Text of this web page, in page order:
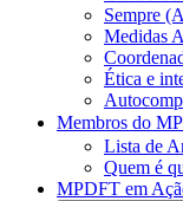
Sempre
Medidas
Ética e
Membros do
Lista de
Quem é
MPDFT em